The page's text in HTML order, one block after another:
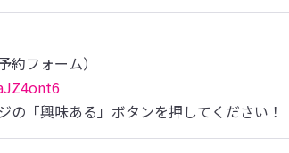
「興味ある」ボタンを押してください！